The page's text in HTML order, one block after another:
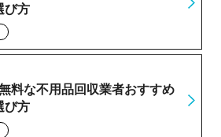
び方
料な不用品回収業者おすすめ
び方